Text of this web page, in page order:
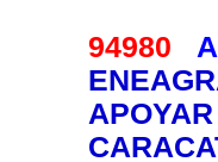
94980